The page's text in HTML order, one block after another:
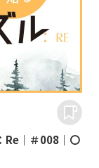
Re｜＃008｜〇